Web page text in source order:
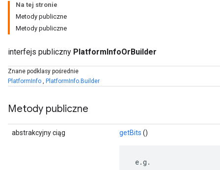
Na tej stronie
Metody publiczne
Metody publiczne
interfejs publiczny PlatformInfoOrBuilder
Znane podklasy pośrednie
PlatformInfo , PlatformInfo.Builder
Metody publiczne
abstrakcyjny ciąg getBits ()
e.g.